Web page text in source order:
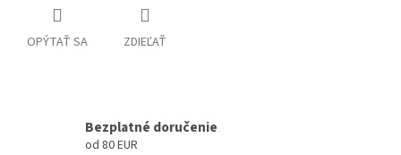
OPÝTAŤ SA ZDIEĽAŤ
Bezplatné doručenie
od 80 EUR